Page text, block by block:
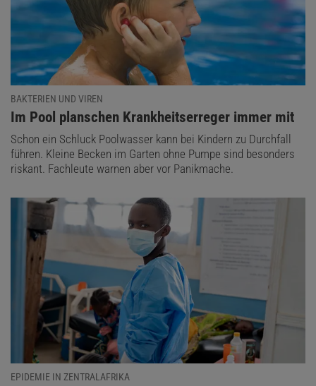
BAKTERIEN UND VIREN
:Im Pool planschen Krankheitserreger immer mit
Schon ein Schluck Poolwasser kann bei Kindern zu Durchfall
führen. Kleine Becken im Garten ohne Pumpe sind besonders
riskant. Fachleute warnen aber vor Panikmache.
EPIDEMIE IN ZENTRALAFRIKA